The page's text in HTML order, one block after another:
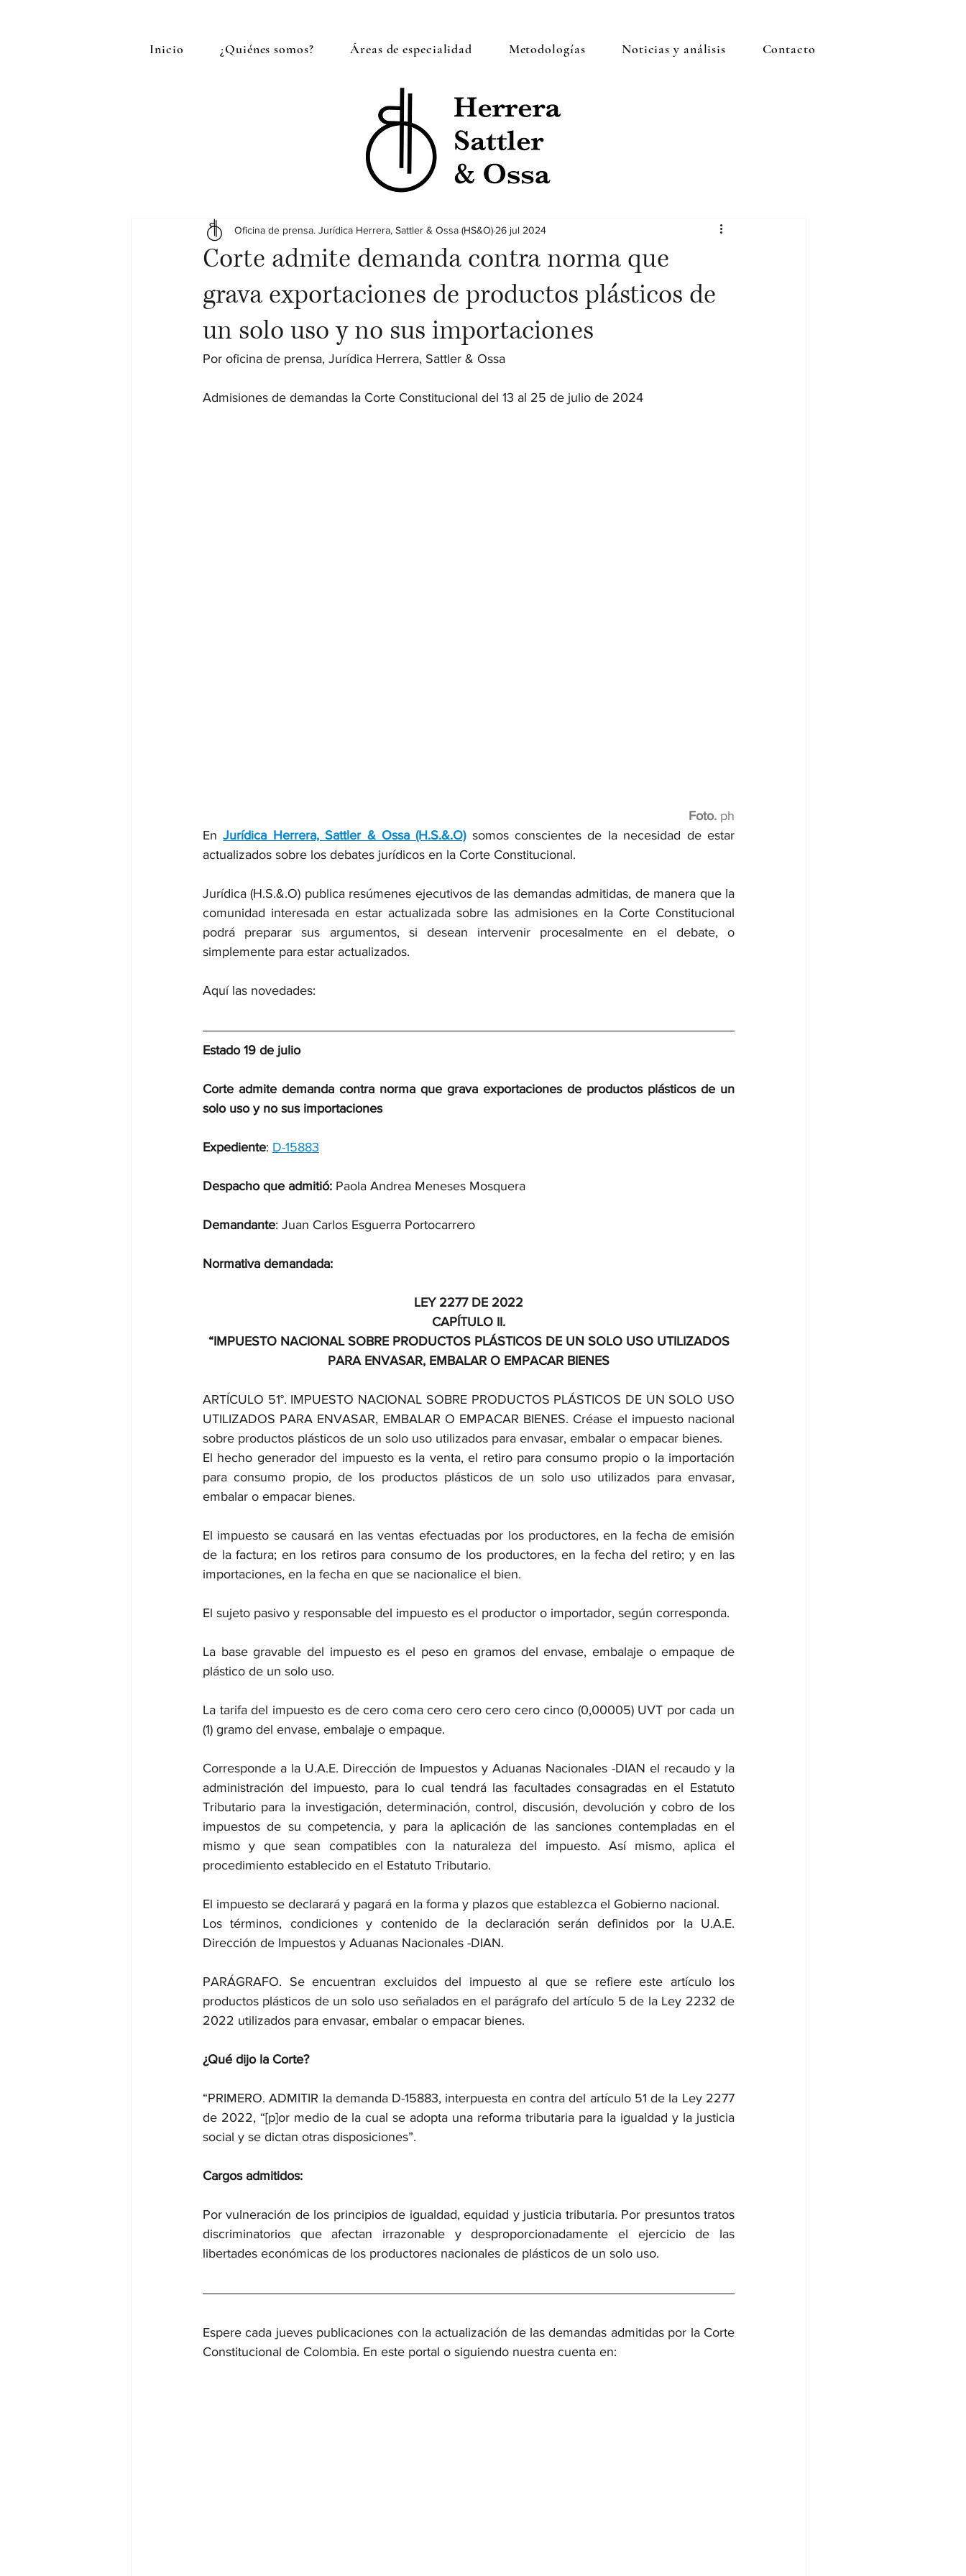
Inicio ¿Quiénes somos? Áreas de especialidad Metodologías Noticias y análisis Contacto
Corte admite demanda contra norma que
grava exportaciones de productos plásticos de
un solo uso y no sus importaciones
Oficina de prensa. Jurídica Herrera, Sattler & Ossa (HS&O) 26 jul 2024
Por oficina de prensa, Jurídica Herrera, Sattler & Ossa
Admisiones de demandas la Corte Constitucional del 13 al 25 de julio de 2024
Foto. ph
En Jurídica Herrera, Sattler & Ossa (H.S.&.O) somos conscientes de la necesidad de estar
actualizados sobre los debates jurídicos en la Corte Constitucional.
Jurídica (H.S.&.O) publica resúmenes ejecutivos de las demandas admitidas, de manera que la
comunidad interesada en estar actualizada sobre las admisiones en la Corte Constitucional
podrá preparar sus argumentos, si desean intervenir procesalmente en el debate, o
simplemente para estar actualizados.
Aquí las novedades:
Estado 19 de julio
Corte admite demanda contra norma que grava exportaciones de productos plásticos de un
solo uso y no sus importaciones
Expediente: D-15883
Despacho que admitió: Paola Andrea Meneses Mosquera
Demandante: Juan Carlos Esguerra Portocarrero
Normativa demandada:
LEY 2277 DE 2022
CAPÍTULO II.
“IMPUESTO NACIONAL SOBRE PRODUCTOS PLÁSTICOS DE UN SOLO USO UTILIZADOS
PARA ENVASAR, EMBALAR O EMPACAR BIENES
ARTÍCULO 51°. IMPUESTO NACIONAL SOBRE PRODUCTOS PLÁSTICOS DE UN SOLO USO
UTILIZADOS PARA ENVASAR, EMBALAR O EMPACAR BIENES. Créase el impuesto nacional
sobre productos plásticos de un solo uso utilizados para envasar, embalar o empacar bienes.
El hecho generador del impuesto es la venta, el retiro para consumo propio o la importación
para consumo propio, de los productos plásticos de un solo uso utilizados para envasar,
embalar o empacar bienes.
El impuesto se causará en las ventas efectuadas por los productores, en la fecha de emisión
de la factura; en los retiros para consumo de los productores, en la fecha del retiro; y en las
importaciones, en la fecha en que se nacionalice el bien.
El sujeto pasivo y responsable del impuesto es el productor o importador, según corresponda.
La base gravable del impuesto es el peso en gramos del envase, embalaje o empaque de
plástico de un solo uso.
La tarifa del impuesto es de cero coma cero cero cero cero cinco (0,00005) UVT por cada un
(1) gramo del envase, embalaje o empaque.
Corresponde a la U.A.E. Dirección de Impuestos y Aduanas Nacionales -DIAN el recaudo y la
administración del impuesto, para lo cual tendrá las facultades consagradas en el Estatuto
Tributario para la investigación, determinación, control, discusión, devolución y cobro de los
impuestos de su competencia, y para la aplicación de las sanciones contempladas en el
mismo y que sean compatibles con la naturaleza del impuesto. Así mismo, aplica el
procedimiento establecido en el Estatuto Tributario.
El impuesto se declarará y pagará en la forma y plazos que establezca el Gobierno nacional.
Los términos, condiciones y contenido de la declaración serán definidos por la U.A.E.
Dirección de Impuestos y Aduanas Nacionales -DIAN.
PARÁGRAFO. Se encuentran excluidos del impuesto al que se refiere este artículo los
productos plásticos de un solo uso señalados en el parágrafo del artículo 5 de la Ley 2232 de
2022 utilizados para envasar, embalar o empacar bienes.
¿Qué dijo la Corte?
“PRIMERO. ADMITIR la demanda D-15883, interpuesta en contra del artículo 51 de la Ley 2277
de 2022, “[p]or medio de la cual se adopta una reforma tributaria para la igualdad y la justicia
social y se dictan otras disposiciones”.
Cargos admitidos:
Por vulneración de los principios de igualdad, equidad y justicia tributaria. Por presuntos tratos
discriminatorios que afectan irrazonable y desproporcionadamente el ejercicio de las
libertades económicas de los productores nacionales de plásticos de un solo uso.
Espere cada jueves publicaciones con la actualización de las demandas admitidas por la Corte
Constitucional de Colombia. En este portal o siguiendo nuestra cuenta en: